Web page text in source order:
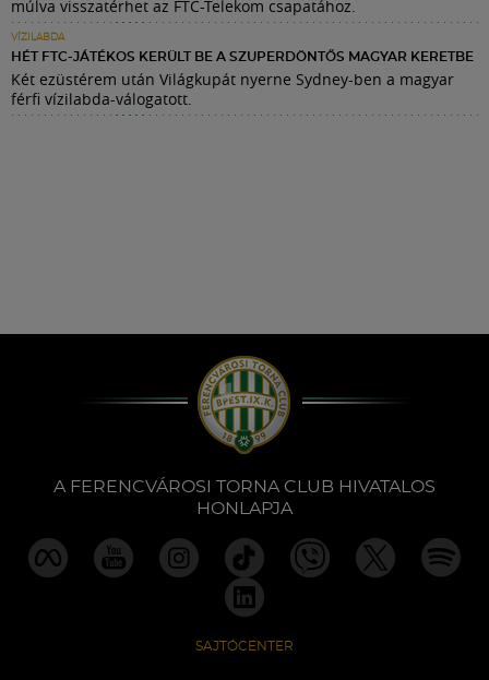
múlva visszatérhet az FTC-Telekom csapatához.
VÍZILABDA
HÉT FTC-JÁTÉKOS KERÜLT BE A SZUPERDÖNTŐS MAGYAR KERETBE
Két ezüstérem után Világkupát nyerne Sydney-ben a magyar
férfi vízilabda-válogatott.
A FERENCVÁROSI TORNA CLUB HIVATALOS
HONLAPJA
SAJTÓCENTER